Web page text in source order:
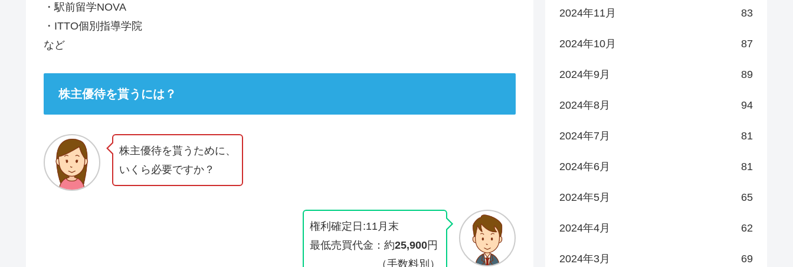
・駅前留学NOVA
・ITTO個別指導学院
など
株主優待を貰うには？
株主優待を貰うために、
いくら必要ですか？
権利確定日:11月末
最低売買代金：約25,900円
（手数料別）
2024年11月 83
2024年10月 87
2024年9月 89
2024年8月 94
2024年7月 81
2024年6月 81
2024年5月 65
2024年4月 62
2024年3月 69